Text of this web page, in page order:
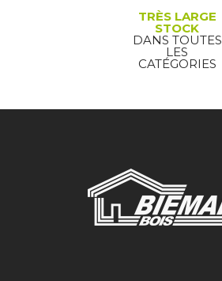
TRÈS LARGE
STOCK
DANS TOUTES
LES
CATÉGORIES